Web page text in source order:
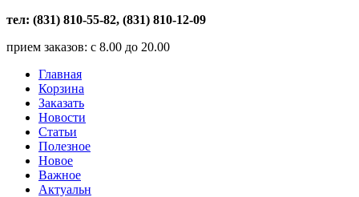
тел: (831) 810-55-82, (831) 810-12-09
прием заказов: с 8.00 до 20.00
Главная
Корзина
Заказать
Новости
Статьи
Полезное
Новое
Важное
Актуальн